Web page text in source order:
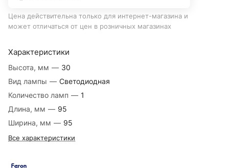
Характеристики
Высота, мм — 30
Вид лампы — Светодиодная
Количество ламп — 1
Длина, мм — 95
Ширина, мм — 95
Все характеристики
Цена действительна только для интернет-магазина и
может отличаться от цен в розничных магазинах